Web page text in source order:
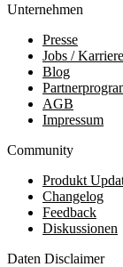
Unternehmen
Presse
Jobs / Karriere
Blog
AGB
Impressum
Community
Produkt
Changelog
Feedback
Diskussionen
Daten Disclaimer